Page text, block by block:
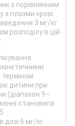
є порівнянним
з плазми крові
3 мг/кг
розподілу в цій
терміном
дитини при
(діапазон 9–
становила
дозі 6 мг/кг